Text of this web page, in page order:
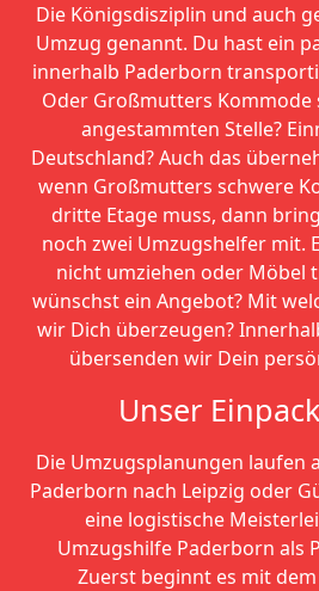
Die Königsdisziplin und auch
Umzug genannt. Du hast ein
innerhalb Paderborn
Oder Großmutters Kommode
angestammten Stelle?
Deutschland? Auch das
wenn Großmutters schwere
dritte Etage muss, dann
noch zwei Umzugshelfer mit.
nicht umziehen oder Möbel
wünschst ein Angebot? Mit
wir Dich überzeugen?
übersenden wir Dein
Unser
Die Umzugsplanungen laufen
Paderborn nach Leipzig oder
eine logistische
Umzugshilfe Paderborn als
Zuerst beginnt es mit